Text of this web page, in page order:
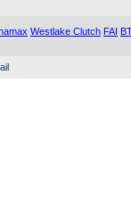
Westlake Clutch FAI